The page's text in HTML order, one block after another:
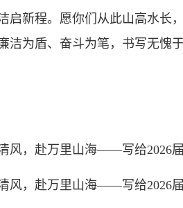
启新程。愿你们从此山高水长
洁为盾、奋斗为笔，书写无愧
风，赴万里山海——写给2026
风，赴万里山海——写给2026